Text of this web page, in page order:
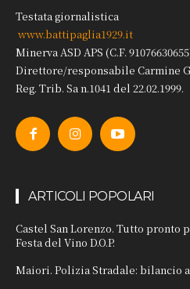
Testata giornalistica
www.battipaglia1929.it
Minerva ASD APS (C.F.
Direttore/responsabile Carmine
Reg. Trib. Sa n.1041 del 22.02.1999.
ARTICOLI POPOLARI
Castel San Lorenzo. Tutto pronto
Festa del Vino D.O.P.
Maiori. Polizia Stradale: bilancio